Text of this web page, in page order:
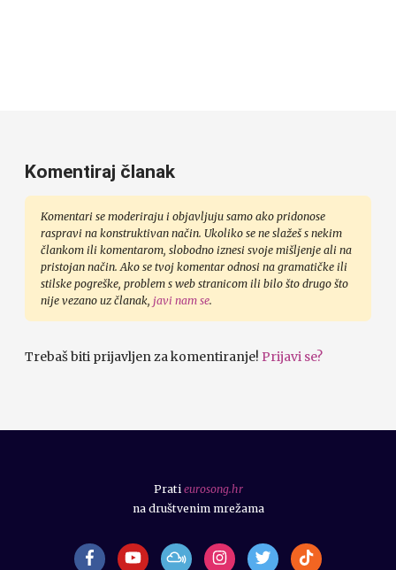
Komentiraj članak
Komentari se moderiraju i objavljuju samo ako pridonose
raspravi na konstruktivan način. Ukoliko se ne slažeš s nekim
člankom ili komentarom, slobodno iznesi svoje mišljenje ali na
pristojan način. Ako se tvoj komentar odnosi na gramatičke ili
stilske pogreške, problem s web stranicom ili bilo što drugo što
nije vezano uz članak, javi nam se.
Trebaš biti prijavljen za komentiranje! Prijavi se?
Prati eurosong.hr
na društvenim mrežama